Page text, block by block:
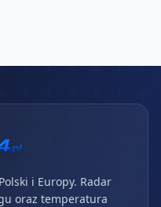
i Europy. Radar
oraz temperatura